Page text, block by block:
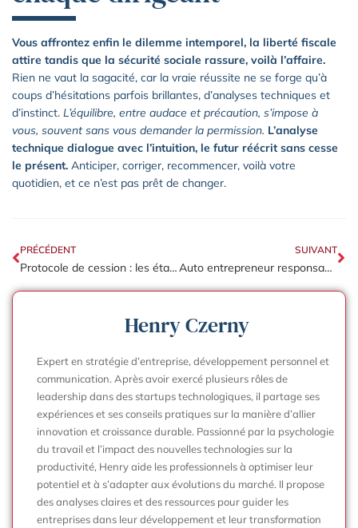
Vous affrontez enfin le dilemme intemporel, la liberté fiscale
attire tandis que la sécurité sociale rassure, voilà l’affaire.
Rien ne vaut la sagacité, car la vraie réussite ne se forge qu’à
coups d’hésitations parfois brillantes, d’analyses techniques et
d’instinct. L’équilibre, entre audace et précaution, s’impose à
vous, souvent sans vous demander la permission. L’analyse
technique dialogue avec l’intuition, le futur réécrit sans cesse
le présent. Anticiper, corriger, recommencer, voilà votre
quotidien, et ce n’est pas prêt de changer.
PRÉCÉDENT
Protocole de cession : les étapes juridiques à suivre pour une transaction réussie
SUIVANT
Auto entrepreneur responsabilité : les 7 obligations à respecter en 2025
Henry Czerny
Expert en stratégie d’entreprise, développement personnel et
communication. Après avoir exercé plusieurs rôles de
leadership dans des startups technologiques, il partage ses
expériences et ses conseils pratiques sur la manière d’allier
innovation et croissance durable. Passionné par la psychologie
du travail et l’impact des nouvelles technologies sur la
productivité, Henry aide les professionnels à optimiser leur
potentiel et à s’adapter aux évolutions du marché. Il propose
des analyses claires et des ressources pour guider les
entreprises dans leur développement et leur transformation